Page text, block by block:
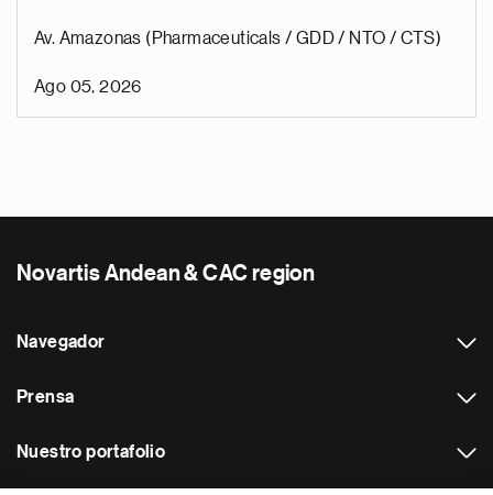
Av. Amazonas (Pharmaceuticals / GDD / NTO / CTS)
Ago 05, 2026
Novartis Andean & CAC region
Navegador
Prensa
Nuestro portafolio